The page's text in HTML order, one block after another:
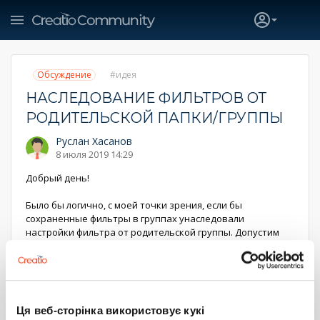
Ця веб-сторінка використовує кукі
Обсуждение идея
НАСЛЕДОВАНИЕ ФИЛЬТРОВ ОТ
РОДИТЕЛЬСКОЙ ПАПКИ/ГРУППЫ
Руслан Хасанов
8 июля 2019 14:29
Добрый день!
Было бы логично, с моей точки зрения, если бы
сохраненные фильтры в группах унаследовали
настройки фильтра от родительской группы. Допустим
ней вложенные папки "Переведенные в продажу",
выполнены активности, но имеются незавершенные),